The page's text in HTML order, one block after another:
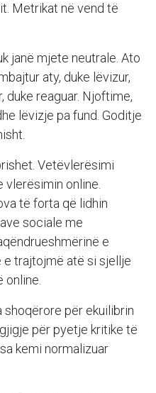
Metrikat në vend të
janë mjete neutrale. Ato
aty, duke lëvizur,
duke reaguar. Njoftime,
lëvizje pa fund. Goditje
Vetëvlerësimi
vlerësimin online.
të forta që lidhin
sociale me
e
e trajtojmë atë si sjellje
online.
shoqërore për ekuilibrin
për pyetje kritike të
kemi normalizuar